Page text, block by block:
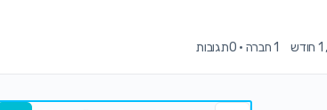
1 חברה · 0תגובות
…